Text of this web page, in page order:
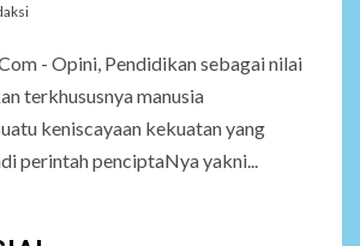
- Opini, Pendidikan sebagai nilai
terkhususnya manusia
keniscayaan kekuatan yang
perintah penciptaNya yakni...